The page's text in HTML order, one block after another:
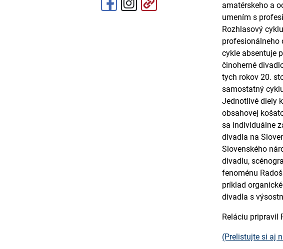
amatérskeho a
umením s
Rozhlasový
profesionálneho
cykle absentuje
činoherné
tych rokov 20.
samostatný
Jednotlivé diely
obsahovej
sa individuálne
divadla na
Slovenského
divadlu,
fenoménu
príklad
divadla s
Reláciu pripravil
(Prelistujte si aj